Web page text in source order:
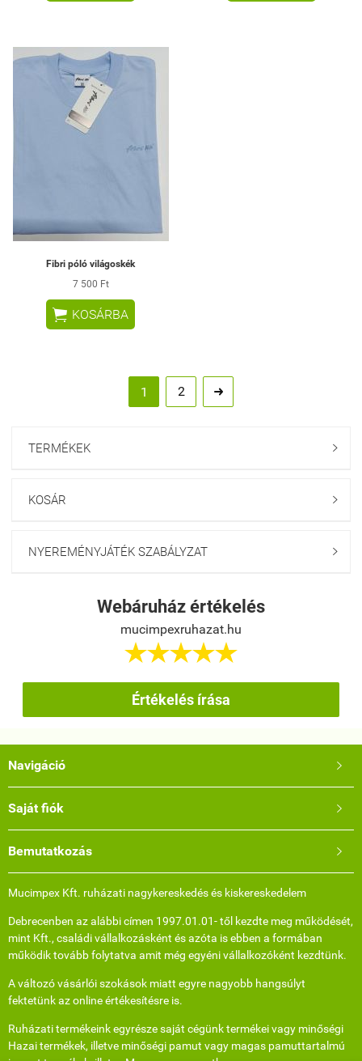
Fibri póló világoskék
7 500 Ft
 KOSÁRBA
1 2 
TERMÉKEK 
KOSÁR 
NYEREMÉNYJÁTÉK SZABÁLYZAT 
Webáruház értékelés
mucimpexruhazat.hu

Értékelés írása
Navigáció 
Saját fiók 
Bemutatkozás 
Mucimpex Kft. ruházati nagykereskedés és kiskereskedelem
Debrecenben az alábbi címen 1997.01.01- től kezdte meg működését,
mint Kft., családi vállalkozásként és azóta is ebben a formában
működik tovább folytatva amit még egyéni vállalkozóként kezdtünk.
A változó vásárlói szokások miatt egyre nagyobb hangsúlyt
fektetünk az online értékesítésre is.
Ruházati termékeink egyrésze saját cégünk termékei vagy minőségi
Hazai termékek, illetve minőségi pamut vagy magas pamuttartalmú